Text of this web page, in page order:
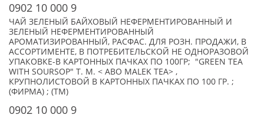
0902 10 000 9
ЧАЙ ЗЕЛЕНЫЙ БАЙХОВЫЙ НЕФЕРМЕНТИРОВАННЫЙ И
ЗЕЛЕНЫЙ НЕФЕРМЕНТИРОВАННЫЙ
АРОМАТИЗИРОВАННЫЙ, РАСФАС. ДЛЯ РОЗН. ПРОДАЖИ, В
АССОРТИМЕНТЕ, В ПОТРЕБИТЕЛЬСКОЙ НЕ ОДНОРАЗОВОЙ
УПАКОВКЕ-В КАРТОННЫХ ПАЧКАХ ПО 100ГР; "GREEN TEA
WITH SOURSOP" Т. М. < ABO MALEK TEA> ,
КРУПНОЛИСТОВОЙ В КАРТОННЫХ ПАЧКАХ ПО 100 ГР. ;
(ФИРМА) ; (TM)
0902 10 000 9